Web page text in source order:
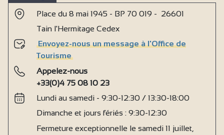
Place du 8 mai 1945 - BP 70 019 - 26601
Tain l'Hermitage Cedex
Envoyez-nous un message à l'Office de
Tourisme
Appelez-nous
+33(0)4 75 08 10 23
Lundi au samedi - 9:30-12:30 / 13:30-18:00
Dimanche et jours fériés : 9:30-12:30
Fermeture exceptionnelle le samedi 11 juillet,